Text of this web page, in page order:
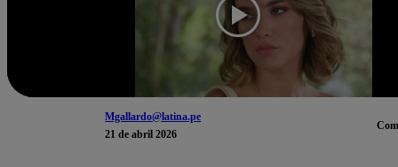
Mgallardo@latina.pe
21 de abril 2026